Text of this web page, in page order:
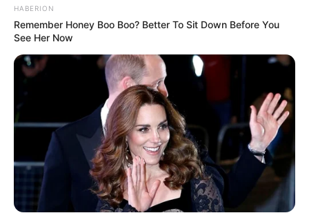
HABERION
Remember Honey Boo Boo? Better To Sit Down Before You
See Her Now